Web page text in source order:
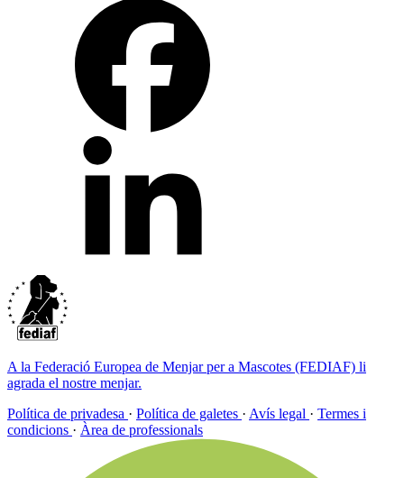
A la Federació Europea de Menjar per a Mascotes (FEDIAF) li
agrada el nostre menjar.
Política de privadesa · Política de galetes · Avís legal · Termes i
condicions · Àrea de professionals